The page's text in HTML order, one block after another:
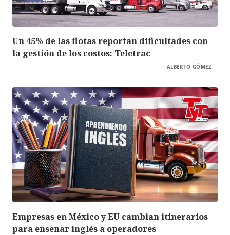
Un 45% de las flotas reportan dificultades con
la gestión de los costos: Teletrac
ALBERTO GÓMEZ
Empresas en México y EU cambian itinerarios
para enseñar inglés a operadores